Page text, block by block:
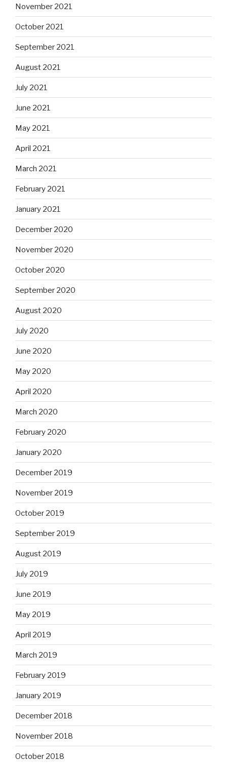
November 2021
October 2021
September 2021
August 2021
July 2021
June 2021
May 2021
April 2021
March 2021
February 2021
January 2021
December 2020
November 2020
October 2020
September 2020
August 2020
July 2020
June 2020
May 2020
April 2020
March 2020
February 2020
January 2020
December 2019
November 2019
October 2019
September 2019
August 2019
July 2019
June 2019
May 2019
April 2019
March 2019
February 2019
January 2019
December 2018
November 2018
October 2018